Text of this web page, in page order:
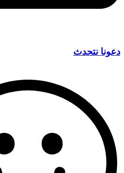
دعونا نتحدث